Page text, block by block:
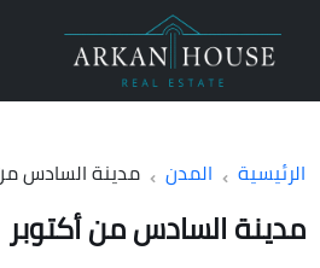
الرئيسية المدن مدينة السادس من
مدينة السادس من أكتوبر